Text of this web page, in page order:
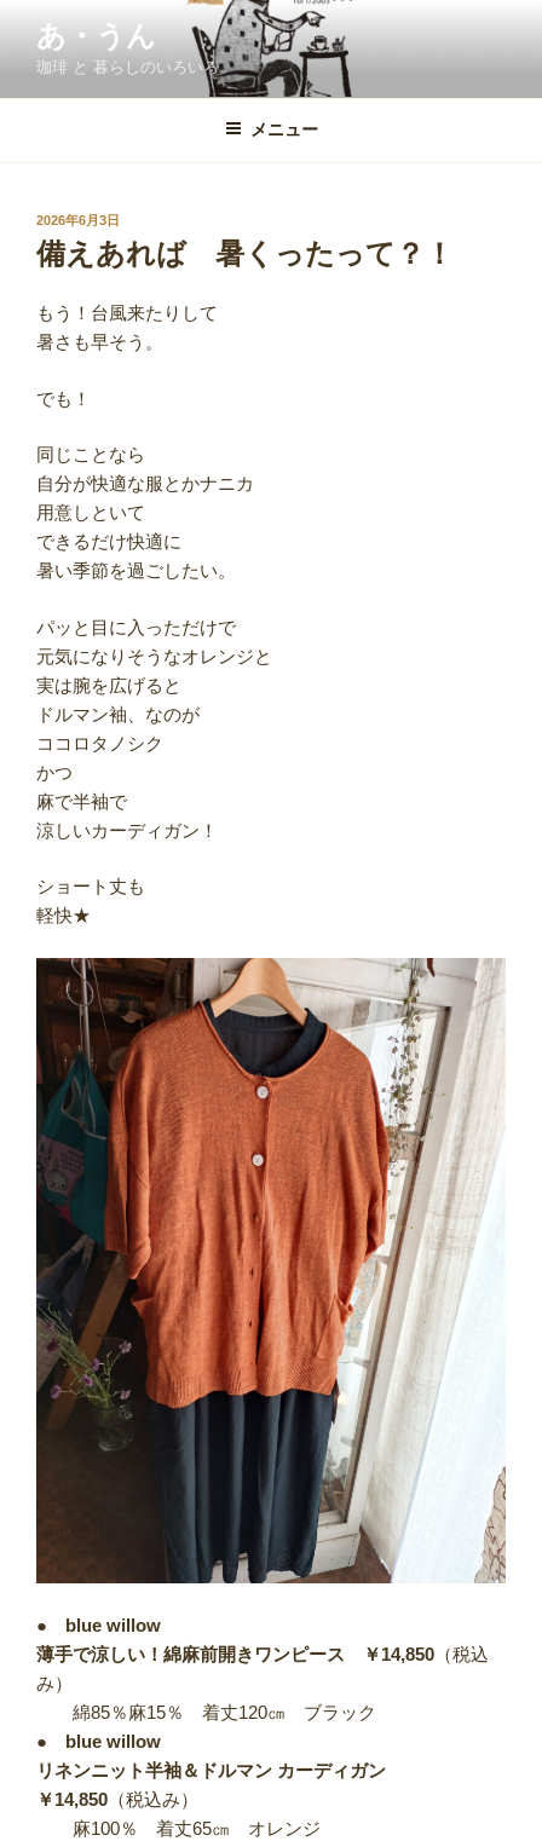
ン
へ
あ・うん
珈琲 と 暮らしのいろいろ
メニュー
投
稿
日:
2026年6月3日
備えあれば 暑くったって？！
もう！台風来たりして
暑さも早そう。
でも！
同じことなら
自分が快適な服とかナニカ
用意しといて
できるだけ快適に
暑い季節を過ごしたい。
パッと目に入っただけで
元気になりそうなオレンジと
実は腕を広げると
ドルマン袖、なのが
ココロタノシク
かつ
麻で半袖で
涼しいカーディガン！
ショート丈も
軽快★
● blue willow
薄手で涼しい！綿麻前開きワンピース ￥14,850 （税込
み）
綿85％麻15％ 着丈120㎝ ブラック
● blue willow
リネンニット半袖＆ドルマン カーディガン
￥14,850 （税込み）
麻100％ 着丈65㎝ オレンジ